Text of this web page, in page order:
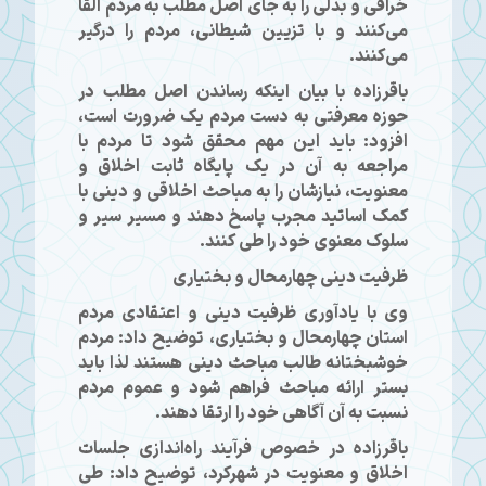
خرافی و بدلی را به جای اصل مطلب به مردم القا
می‌کنند و با تزیین شیطانی، مردم را درگیر
می‌کنند.
باقرزاده با بیان اینکه رساندن اصل مطلب در
حوزه معرفتی به دست مردم یک ضرورت است،
افزود: باید این مهم محقق شود تا مردم با
مراجعه به آن در یک پایگاه ثابت اخلاق و
معنویت، نیازشان را به مباحث اخلاقی و دینی با
کمک اساتید مجرب پاسخ دهند و مسیر سیر و
سلوک معنوی خود را طی کنند.
ظرفیت دینی چهارمحال و بختیاری
وی با یادآوری ظرفیت دینی و اعتقادی مردم
استان چهارمحال و بختیاری، توضیح داد: مردم
خوشبختانه طالب مباحث دینی هستند لذا باید
بستر ارائه مباحث فراهم شود و عموم مردم
نسبت به آن آگاهی خود را ارتقا دهند.
باقرزاده در خصوص فرآیند راه‌اندازی جلسات
اخلاق و معنویت در شهرکرد، توضیح داد: طی